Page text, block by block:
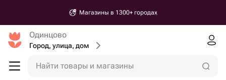
Магазины в 1300+ городах
Одинцово
Город, улица, дом
Найти товары и магазины